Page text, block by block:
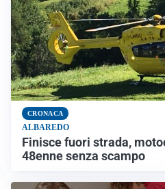
CRONACA
ALBAREDO
Finisce fuori strada,
48enne senza scampo